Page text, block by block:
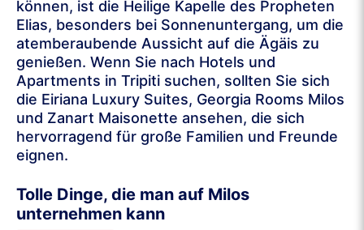
können, ist die Heilige Kapelle des Propheten
Elias, besonders bei Sonnenuntergang, um die
atemberaubende Aussicht auf die Ägäis zu
genießen. Wenn Sie nach Hotels und
Apartments in Tripiti suchen, sollten Sie sich
die Eiriana Luxury Suites, Georgia Rooms Milos
und Zanart Maisonette ansehen, die sich
hervorragend für große Familien und Freunde
eignen.
Tolle Dinge, die man auf Milos
unternehmen kann